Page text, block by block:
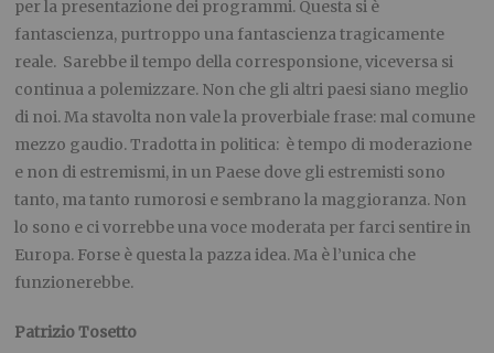
per la presentazione dei programmi. Questa si è
fantascienza, purtroppo una fantascienza tragicamente
reale. Sarebbe il tempo della corresponsione, viceversa si
continua a polemizzare. Non che gli altri paesi siano meglio
di noi. Ma stavolta non vale la proverbiale frase: mal comune
mezzo gaudio. Tradotta in politica: è tempo di moderazione
e non di estremismi, in un Paese dove gli estremisti sono
tanto, ma tanto rumorosi e sembrano la maggioranza. Non
lo sono e ci vorrebbe una voce moderata per farci sentire in
Europa. Forse è questa la pazza idea. Ma è l’unica che
funzionerebbe.
Patrizio Tosetto